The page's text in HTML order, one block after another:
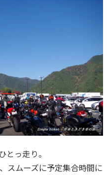
とっ走り。
スムーズに予定集合時間に